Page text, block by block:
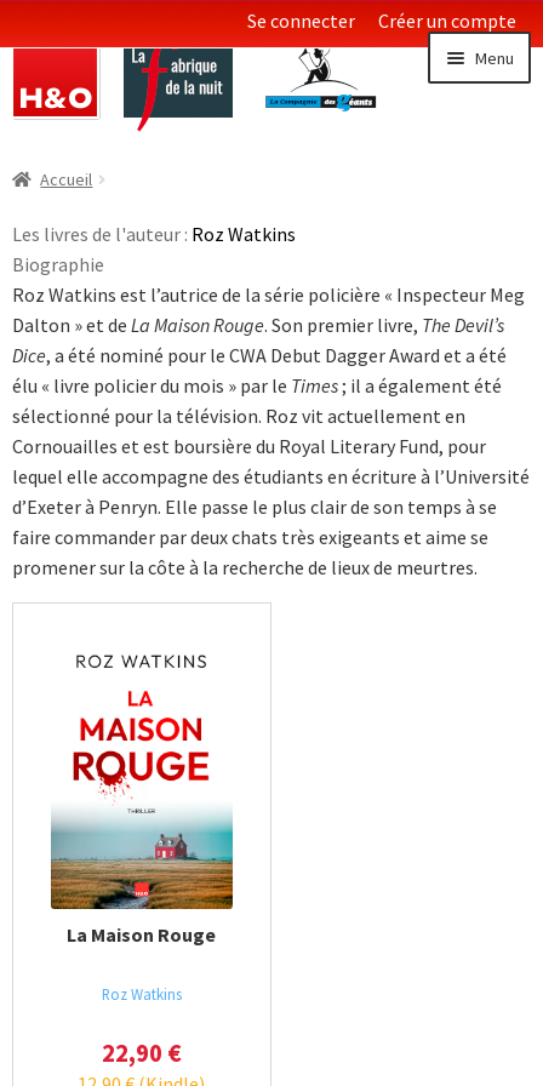
Se connecter
Créer un compte
Aller
la
Aller
contenu
Menu
Sciences
Collections LGBT
Ouvrir
le
Accueil
Les livres de l'auteur : Roz Watkins
Biographie
Roz Watkins est l’autrice de la série policière « Inspecteur Meg
Dalton » et de La Maison Rouge. Son premier livre, The Devil’s
Dice, a été nominé pour le CWA Debut Dagger Award et a été
élu « livre policier du mois » par le Times; il a également été
sélectionné pour la ­télévision. Roz vit actuellement en
Cornouailles et est boursière du Royal Literary Fund, pour
lequel elle accompagne des étudiants en écriture à l’Université
d’Exeter à Penryn. Elle passe le plus clair de son temps à se
faire commander par deux chats très exigeants et aime se
promener sur la côte à la recherche de lieux de meurtres.
La Maison Rouge
Roz Watkins
22,90 €